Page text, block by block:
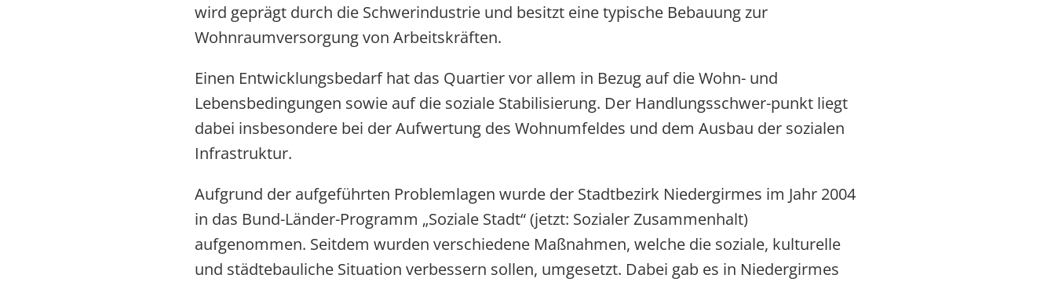
wird geprägt durch die Schwerindustrie und besitzt eine typische Bebauung zur
Wohnraumversorgung von Arbeitskräften.
Einen Entwicklungsbedarf hat das Quartier vor allem in Bezug auf die Wohn- und
Lebensbedingungen sowie auf die soziale Stabilisierung. Der Handlungsschwer-punkt liegt
dabei insbesondere bei der Aufwertung des Wohnumfeldes und dem Ausbau der sozialen
Infrastruktur.
Aufgrund der aufgeführten Problemlagen wurde der Stadtbezirk Niedergirmes im Jahr 2004
in das Bund-Länder-Programm „Soziale Stadt“ (jetzt: Sozialer Zusammenhalt)
aufgenommen. Seitdem wurden verschiedene Maßnahmen, welche die soziale, kulturelle
und städtebauliche Situation verbessern sollen, umgesetzt. Dabei gab es in Niedergirmes